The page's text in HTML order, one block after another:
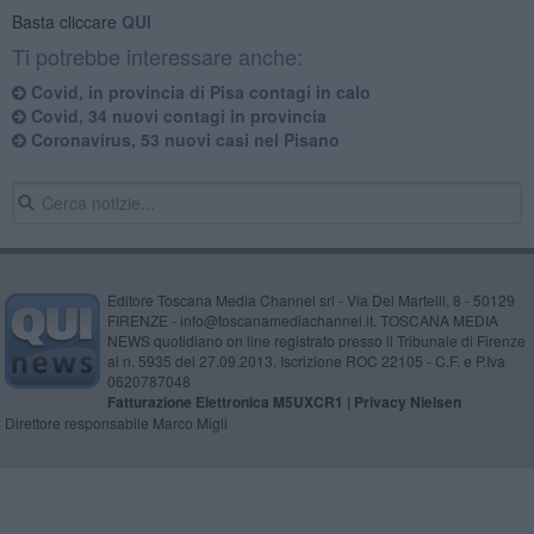
Basta cliccare QUI
Ti potrebbe interessare anche:
Covid, in provincia di Pisa contagi in calo
Covid, 34 nuovi contagi in provincia
Coronavirus, 53 nuovi casi nel Pisano
Editore Toscana Media Channel srl - Via Dei Martelli, 8 - 50129
FIRENZE - info@toscanamediachannel.it. TOSCANA MEDIA
NEWS quotidiano on line registrato presso il Tribunale di Firenze
al n. 5935 del 27.09.2013. Iscrizione ROC 22105 - C.F. e P.Iva
0620787048
Fatturazione Elettronica M5UXCR1 | Privacy Nielsen
Direttore responsabile Marco Migli